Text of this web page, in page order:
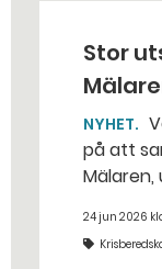
Stor
NYHET
på att
stället. Det gjorde räddningstjänsten i
24 jun 2026